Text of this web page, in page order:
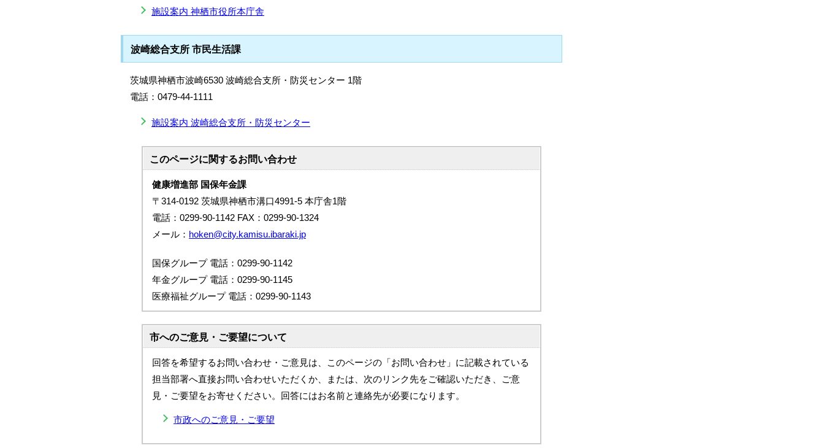
施設案内 神栖市役所本庁舎
波崎総合支所 市民生活課
茨城県神栖市波崎6530 波崎総合支所・防災センター 1階
電話：0479-44-1111
施設案内 波崎総合支所・防災センター
このページに関するお問い合わせ
健康増進部 国保年金課
〒314-0192 茨城県神栖市溝口4991-5 本庁舎1階
電話：0299-90-1142 FAX：0299-90-1324
メール： hoken@city.kamisu.ibaraki.jp
国保グループ 電話：0299-90-1142
年金グループ 電話：0299-90-1145
医療福祉グループ 電話：0299-90-1143
市へのご意見・ご要望について
回答を希望するお問い合わせ・ご意見は、このページの「お問い合わせ」に記載されている
担当部署へ直接お問い合わせいただくか、または、次のリンク先をご確認いただき、ご意
見・ご要望をお寄せください。回答にはお名前と連絡先が必要になります。
市政へのご意見・ご要望